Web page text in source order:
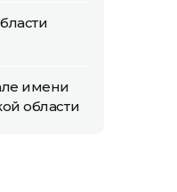
имени
области